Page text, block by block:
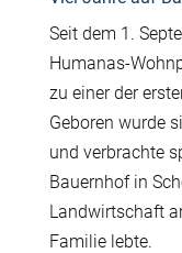
Seit dem 1.
Humanas-
zu einer der
Geboren wurde
und verbrachte
Bauernhof in
Landwirtschaft
Familie lebte.